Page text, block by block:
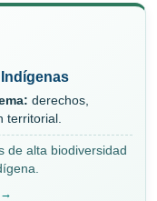
derechos,
territorial.
de alta biodiversidad
→